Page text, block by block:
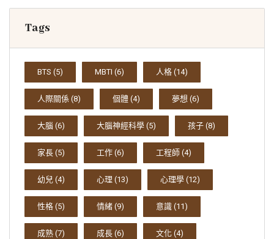
Tags
BTS (5) MBTI (6) 人格 (14)
人際關係 (8) 個體 (4) 夢想 (6)
大腦 (6) 大腦神經科學 (5) 孩子 (8)
家長 (5) 工作 (6) 工程師 (4)
幼兒 (4) 心理 (13) 心理學 (12)
性格 (5) 情緒 (9) 意識 (11)
成熟 (7) 成長 (6) 文化 (4)